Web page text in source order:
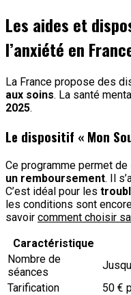
Les aides et
l’anxiété en
La France propose des
aux soins. La santé
2025.
Le dispositif « Mon
Ce programme permet de
un remboursement. Il
C’est idéal pour les
les conditions sont
savoir comment choisir
Caractéristique
Nombre de
séances
Tarification
50 €